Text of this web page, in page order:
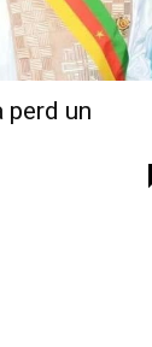
perd un